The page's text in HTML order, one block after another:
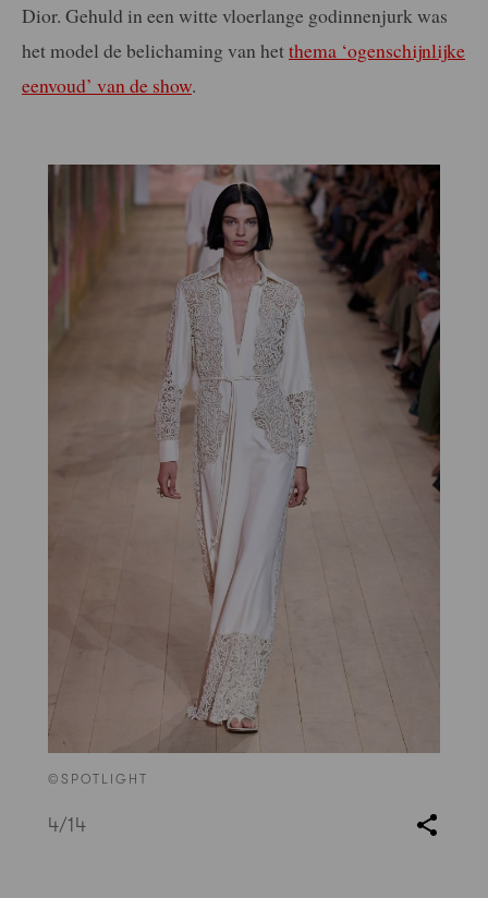
Dior. Gehuld in een witte vloerlange godinnenjurk was
het model de belichaming van hetthema ‘ogenschijnlijke
eenvoud’ van de show.
©SPOTLIGHT
4/14